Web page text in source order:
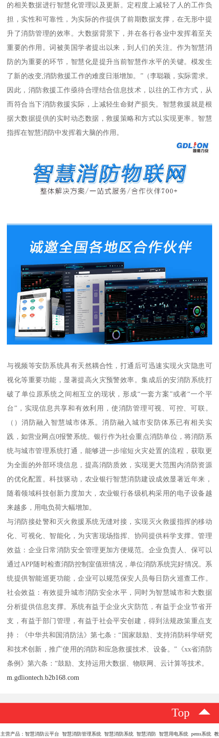
的相关数据进行智慧化管理以及更新。定程度上减轻了人的工作负
担，实性和可靠性，为实际的作提供了前期数据支撑，在无形中提
升了消防管理的效率。大数据背景下，并在各行各业中发挥着至关
重要的作用。词被美国学者提出以来，到人们的关注。作为智慧消
防的为重要的环节，智慧化是提升当前智慧作水平的关键。模发生
了新的改变,消防救援工作的难度日渐增加。”（李聪颖，实际需求。
因此，消防救援工作亟待合理结合信息技术，以往的工作方式，从
而符合当下消防救援实际，上减轻生命财产损失。智慧救援就是根
据大数据提供的实时动态数据，救援策略和方式以实现更率。智慧
指挥在智慧消防中发挥着大脑的作用。
与视频等安防系统具有天然耦合性，打通后可迅速实现火灾隐患可
视化等重要功能，显著提高火灾预警效率。集成后的安消防系统打
破了单位原系统之间相互立的现状，形成“一套方案”或者“一个平
台”，实现信息共享和有效利用，使消防管理可视、可控、可联。
（）消防融入智慧城市体系。消防融入城市安防体系已有相关实
践，如营业网点0报警系统。银行作为社会重点消防单位，将消防系
统与城市管理系统打通，能够进一步缩短火灾处置的流程，获取更
为全面的外部环境信息，提高消防质效，实现更大范围内消防资源
的优化配置。科技驱动，农业银行智慧消防建设成效显著近年来，
随着领域科技创新力度加大，农业银行各级机构采用的电子设备越
来越多，用电负荷大幅增加。
与消防接处警和灭火救援系统无缝对接，实现灭火救援指挥的移动
化、可视化、智能化，为灾害现场指挥、协同提供科学支撑。管理
效益：企业日常消防安全管理更加方便规范。企业负责人、保可以
通过APP随时检查消防控制室值班情况，单位消防系统完好情况。系
统提供智能巡更功能，企业可以规范保安人员每日防火巡查工作。
社会效益：有效提升城市消防安全水平，同时为智慧城市和大数据
分析提供信息支撑。系统有益于企业火灾防范，有益于企业节省开
支，有益于部门管理，有益于社会平安创建，得到法规政策重点支
持：《中华共和国消防法》第七条：“国家鼓励、支持消防科学研究
和技术创新，推广使用的消防和应急救援技术、设备。”《xx省消防
条例》第六条：“鼓励、支持运用大数据、物联网、云计算等技术。
m.gdliontech.b2b168.com
Top
主营产品：智慧消防云平台 智慧消防管理系统 智慧消防系统 智慧消防 智慧用电系统 pems系统 教